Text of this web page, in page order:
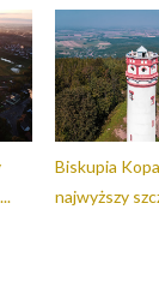
Biskupia
najwyższy